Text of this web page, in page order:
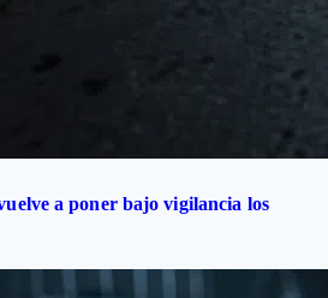
a poner bajo vigilancia los